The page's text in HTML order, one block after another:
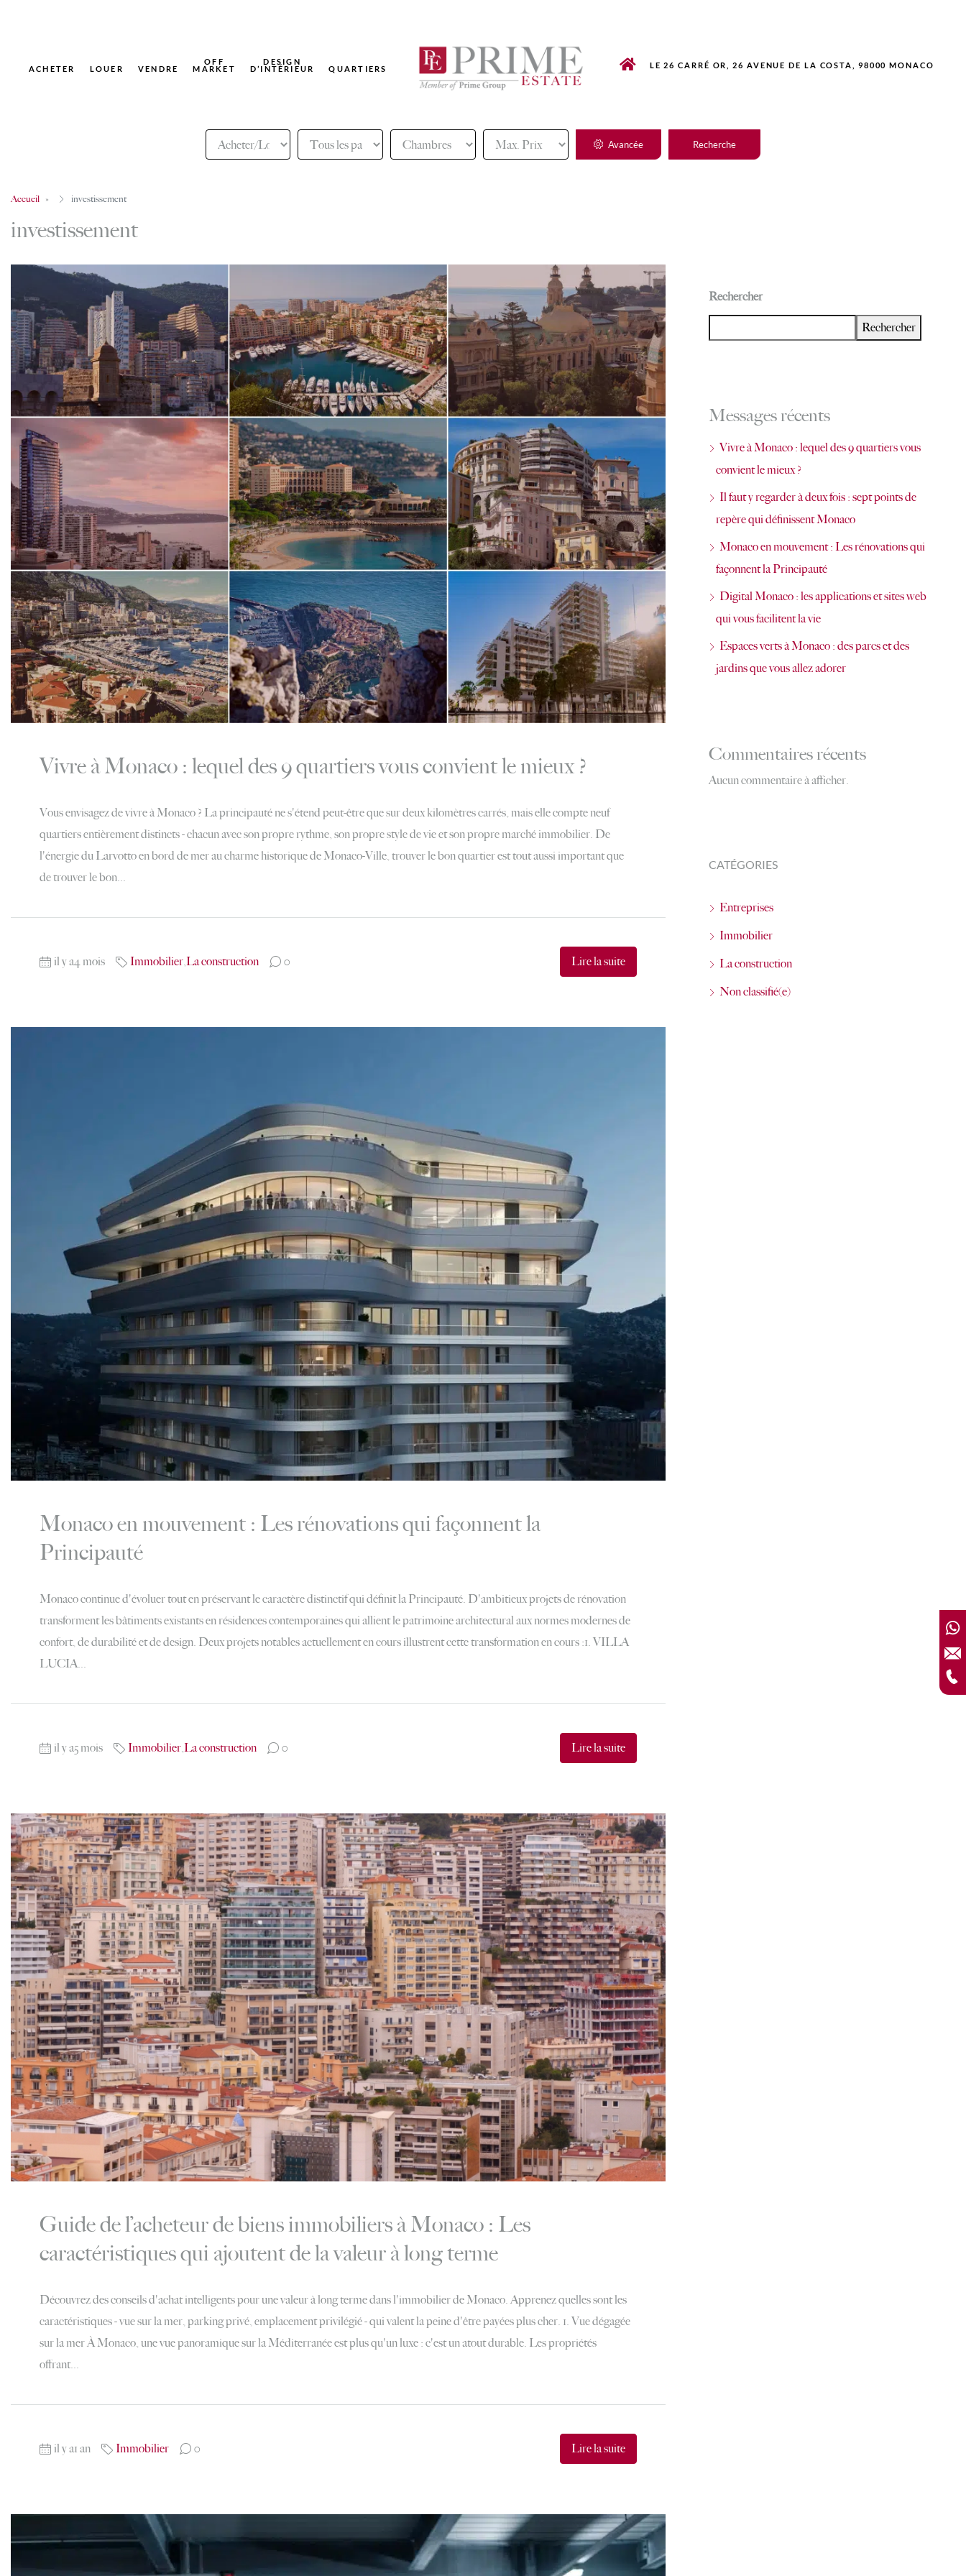
ACHETER LOUER VENDRE
OFF
MARKET
DESIGN
D’INTÉRIEUR QUARTIERS LE 26 CARRÉ OR, 26 AVENUE DE LA COSTA, 98000 MONACO
Avancée Recherche
Accueil investissement
investissement
Vivre à Monaco : lequel des 9 quartiers vous convient le mieux ?
Vous envisagez de vivre à Monaco ? La principauté ne s'étend peut-être que sur deux kilomètres carrés, mais elle compte neuf
quartiers entièrement distincts - chacun avec son propre rythme, son propre style de vie et son propre marché immobilier. De
l'énergie du Larvotto en bord de mer au charme historique de Monaco-Ville, trouver le bon quartier est tout aussi important que
de trouver le bon...
il y a4 mois Immobilier La construction 0 Lire la suite
Monaco en mouvement : Les rénovations qui façonnent la
Principauté
Monaco continue d'évoluer tout en préservant le caractère distinctif qui définit la Principauté. D'ambitieux projets de rénovation
transforment les bâtiments existants en résidences contemporaines qui allient le patrimoine architectural aux normes modernes de
confort, de durabilité et de design. Deux projets notables actuellement en cours illustrent cette transformation en cours :1. VILLA
LUCIA...
il y a5 mois Immobilier,La construction 0 Lire la suite
Guide de l’acheteur de biens immobiliers à Monaco : Les
caractéristiques qui ajoutent de la valeur à long terme
Découvrez des conseils d'achat intelligents pour une valeur à long terme dans l'immobilier de Monaco. Apprenez quelles sont les
caractéristiques - vue sur la mer, parking privé, emplacement privilégié - qui valent la peine d'être payées plus cher. 1. Vue dégagée
sur la mer À Monaco, une vue panoramique sur la Méditerranée est plus qu'un luxe : c'est un atout durable. Les propriétés
offrant...
il y a1 an Immobilier 0 Lire la suite
Rechercher
Rechercher
Messages récents
Vivre à Monaco : lequel des 9 quartiers vous
convient le mieux ?
Il faut y regarder à deux fois : sept points de
repère qui définissent Monaco
Monaco en mouvement : Les rénovations qui
façonnent la Principauté
Digital Monaco : les applications et sites web
qui vous facilitent la vie
Espaces verts à Monaco : des parcs et des
jardins que vous allez adorer
Commentaires récents
Aucun commentaire à afficher.
CATÉGORIES
Entreprises
Immobilier
La construction
Non classifié(e)